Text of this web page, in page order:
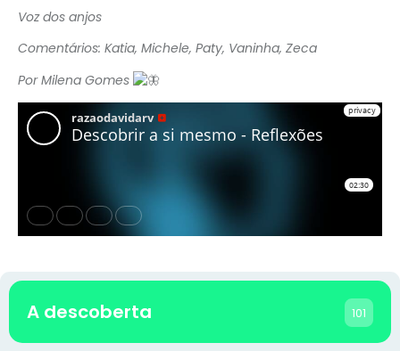
Voz dos anjos
Comentários: Katia, Michele, Paty, Vaninha, Zeca
Por Milena Gomes
A descoberta 101